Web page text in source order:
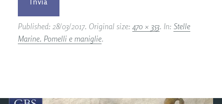
Published: 28/03/2017. Original size: 470 × 353. In: Stelle
Marine. Pomelli e maniglie.